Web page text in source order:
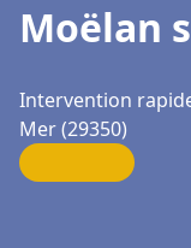
Moëlan
Intervention
Mer (29350)